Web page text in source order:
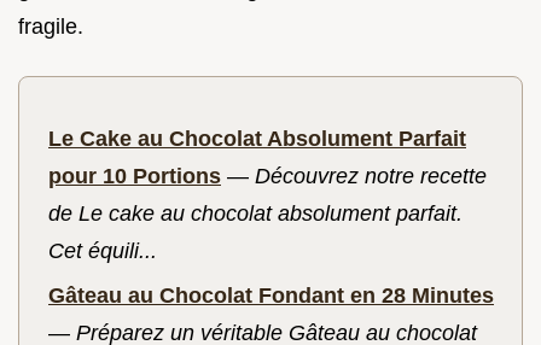
fragile.
Le Cake au Chocolat Absolument Parfait
pour 10 Portions — Découvrez notre recette
de Le cake au chocolat absolument parfait.
Cet équili...
Gâteau au Chocolat Fondant en 28 Minutes
— Préparez un véritable Gâteau au chocolat